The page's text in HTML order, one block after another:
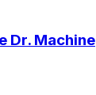
Dr. Machine